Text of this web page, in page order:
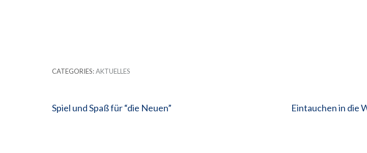
CATEGORIES:AKTUELLES
Beitragsnavigation
Spiel und Spaß für “die Neuen” Eintauchen in die